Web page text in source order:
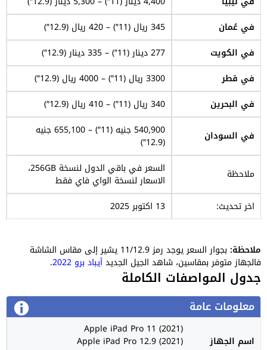
في عُمان
345 ريال (11″) – 420 ريال (12.9″)
في الكويت
277 دينار (11″) – 335 دينار (12.9″)
في قطر
3300 ريال (11″) – 4000 ريال (12.9″)
في البحرين
340 ريال (11″) – 410 ريال (12.9″)
في السودان
540,900 جنيه (11″) – 655,100 جنيه
(12.9″)
ملاحظة
السعر في باقي الدول لنسخة 256GB،
الاسعار لنسخة الواي فاي فقط
اخر تحديث:
13 اكتوبر 2025
ملاحظة: بجوار السعر يوجد رمز 11/12.9 يشير إلى مقاس الشاشة
فالجهاز متوفر بمقاسين، شاهد الجيل الجديدأيباد برو 2022 .
جدول المواصفات الكاملة
معلومات عامة
اسم الجهاز
Apple iPad Pro 11 (2021)
Apple iPad Pro 12.9 (2021)